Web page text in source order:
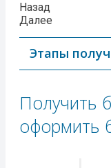
Назад
Далее
Этапы
Получить
оформить